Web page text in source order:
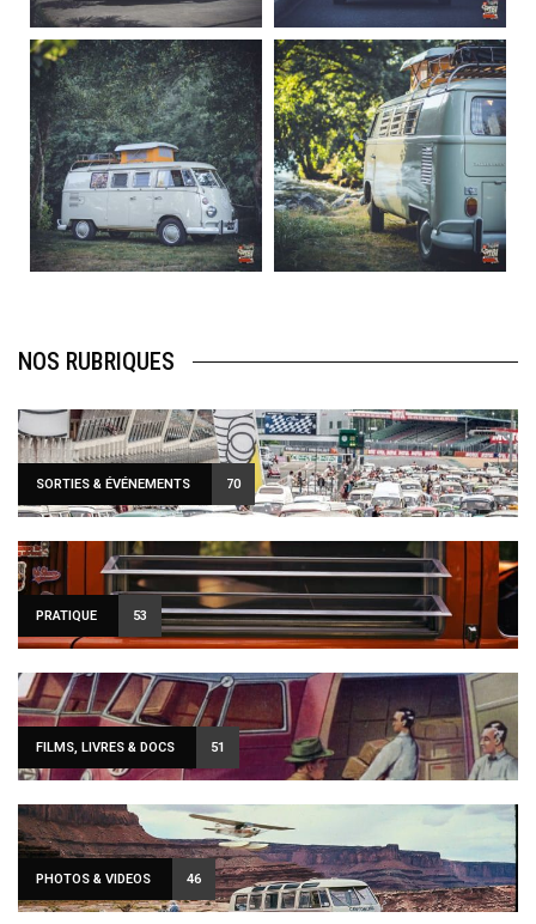
220
4
177
0
becombi
Août 10
120
0
becombi
Août 10
108
0
NOS RUBRIQUES
SORTIES & ÉVÉNEMENTS 70
PRATIQUE 53
FILMS, LIVRES & DOCS 51
PHOTOS & VIDEOS 46